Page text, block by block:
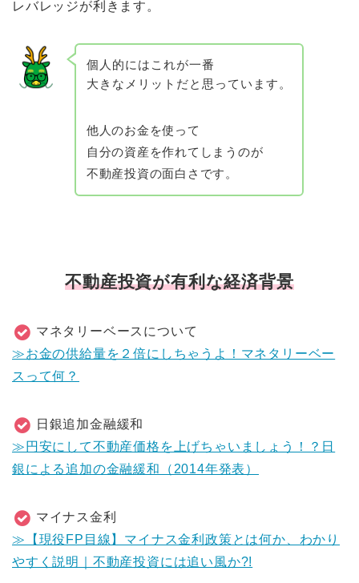
レバレッジが利きます。
個人的にはこれが一番
大きなメリットだと思っています。
他人のお金を使って
自分の資産を作れてしまうのが
不動産投資の面白さです。
不動産投資が有利な経済背景
マネタリーベースについて
≫お金の供給量を２倍にしちゃうよ！マネタリーベー
スって何？
日銀追加金融緩和
≫円安にして不動産価格を上げちゃいましょう！？日
銀による追加の金融緩和（2014年発表）
マイナス金利
≫【現役FP目線】マイナス金利政策とは何か、わかり
やすく説明｜不動産投資には追い風か?!